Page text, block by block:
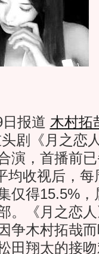
报道 木村拓
剧《月之恋
演，首播前
均收视后，
仅得15.5%
。《月之恋
争木村拓哉
田翔太的接